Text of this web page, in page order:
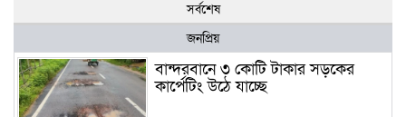
সর্বশেষ
জনপ্রিয়
বান্দরবানে ৩ কোটি টাকার সড়কের
কার্পেটিং উঠে যাচ্ছে